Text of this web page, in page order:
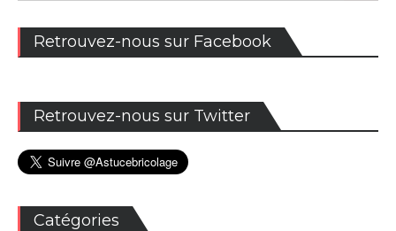
Retrouvez-nous sur Facebook
Retrouvez-nous sur Twitter
Catégories